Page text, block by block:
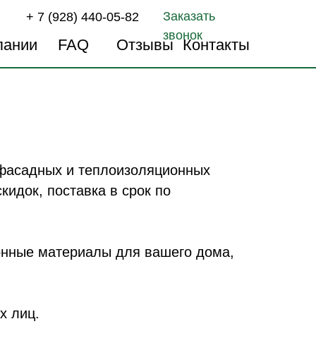
+ 7 (928) 440-05-82
Заказать
звонок
Отзывы
FAQ Контакты
и теплоизоляционных
поставка в срок по
материалы для вашего дома,
лиц.